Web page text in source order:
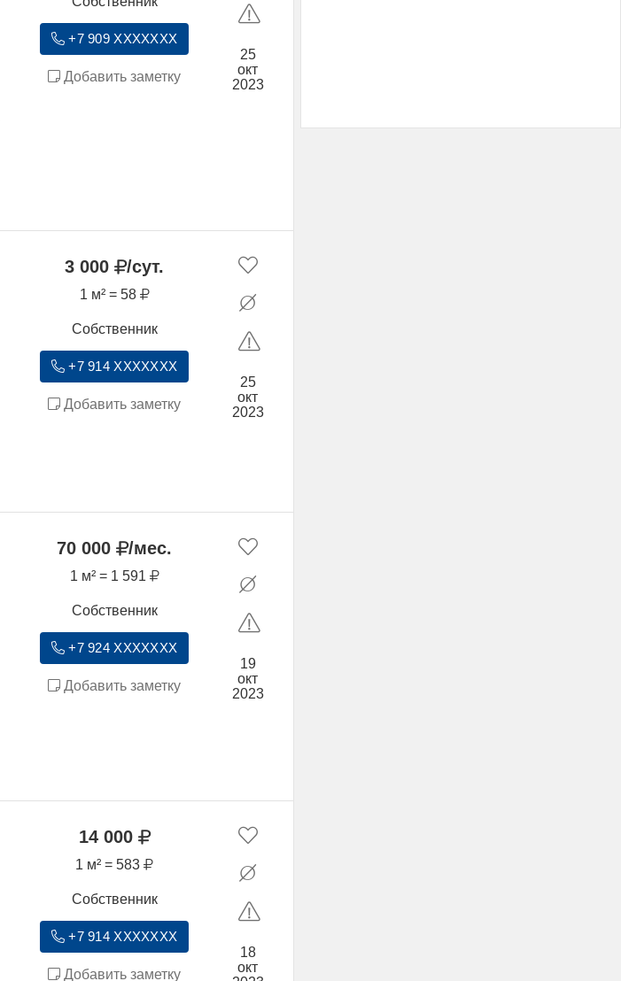
+7 909 XXXXXXX
Добавить заметку
25
окт
2023
3 000 /сут.
1 м² = 58
Собственник
+7 914 XXXXXXX
Добавить заметку
25
окт
2023
70 000 /мес.
1 м² = 1 591
Собственник
+7 924 XXXXXXX
Добавить заметку
19
окт
2023
14 000
1 м² = 583
Собственник
+7 914 XXXXXXX
Добавить заметку
18
окт